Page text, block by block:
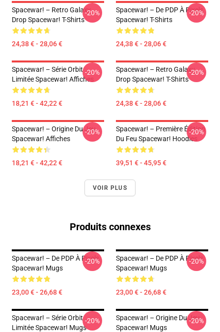
Spacewar! – Retro Galaxy
Drop Spacewar! T-Shirts
24,38 € - 28,06 €
-20%
Spacewar! – De PDP À Pixels
Spacewar! T-Shirts
24,38 € - 28,06 €
-20%
Spacewar! – Série Orbit
Limitée Spacewar! Affiches
18,21 € - 42,22 €
-20%
Spacewar! – Retro Galaxy
Drop Spacewar! T-Shirts
24,38 € - 28,06 €
-20%
Spacewar! – Origine Du Jeu
Spacewar! Affiches
18,21 € - 42,22 €
-20%
Spacewar! – Première Édition
Du Feu Spacewar! Hoodies
39,51 € - 45,95 €
-20%
VOIR PLUS
Produits connexes
Spacewar! – De PDP À Pixels
Spacewar! Mugs
23,00 € - 26,68 €
-20%
Spacewar! – De PDP À Pixels
Spacewar! Mugs
23,00 € - 26,68 €
-20%
Spacewar! – Série Orbit
Limitée Spacewar! Mugs
-20%
Spacewar! – Origine Du Jeu
Spacewar! Mugs
-20%